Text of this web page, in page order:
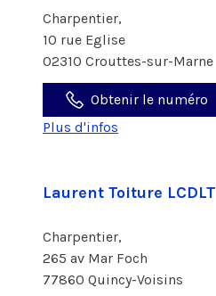
Charpentier,
10 rue Eglise
02310 Crouttes-sur-Marne
Obtenir le numéro
Plus d'infos
Laurent Toiture LCDLT
Charpentier,
265 av Mar Foch
77860 Quincy-Voisins